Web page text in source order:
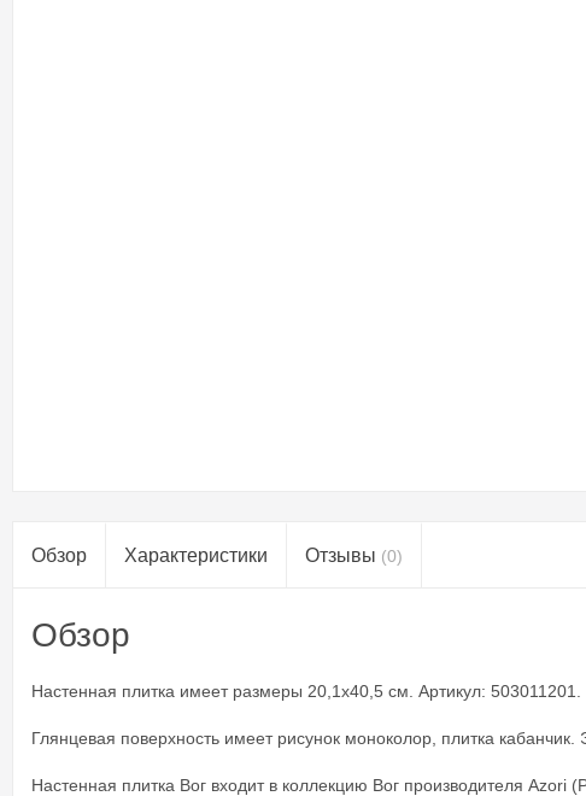
Обзор Характеристики Отзывы (0)
Обзор
Настенная плитка имеет размеры 20,1x40,5 см. Артикул:
Глянцевая поверхность имеет рисунок моноколор, плитка
Настенная плитка Вог входит в коллекцию Вог производителя Azori